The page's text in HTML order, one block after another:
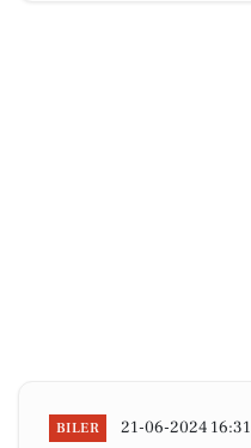
BILER 21-06-2024 16:31